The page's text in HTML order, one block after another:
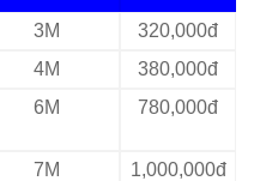
3M
320,000đ
4M
380,000đ
6M 780,000đ
7M 1,000,000đ